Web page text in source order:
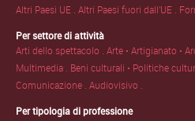
Altri Paesi UE .Altri Paesi fuori dall'UE .
Per settore di attività
Arti dello spettacolo .Arte • Artigianato •
Multimedia . Beni culturali • Politiche
Comunicazione .Audiovisivo .
Per tipologia di professione